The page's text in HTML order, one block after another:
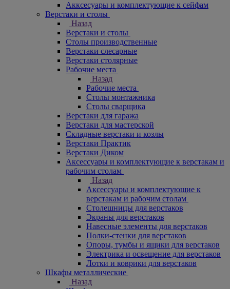
Акксесуары и комплектующие к сейфам
Верстаки и столы
Назад
Верстаки и столы
Столы производственные
Верстаки слесарные
Верстаки столярные
Рабочие места
Назад
Рабочие места
Столы монтажника
Столы сварщика
Верстаки для гаража
Верстаки для мастерской
Складные верстаки и козлы
Верстаки Практик
Верстаки Диком
Аксессуары и комплектующие к верстакам и
рабочим столам
Назад
Аксессуары и комплектующие к
верстакам и рабочим столам
Столешницы для верстаков
Экраны для верстаков
Навесные элементы для верстаков
Полки-стенки для верстаков
Опоры, тумбы и ящики для верстаков
Электрика и освещение для верстаков
Лотки и коврики для верстаков
Шкафы металлические
Назад